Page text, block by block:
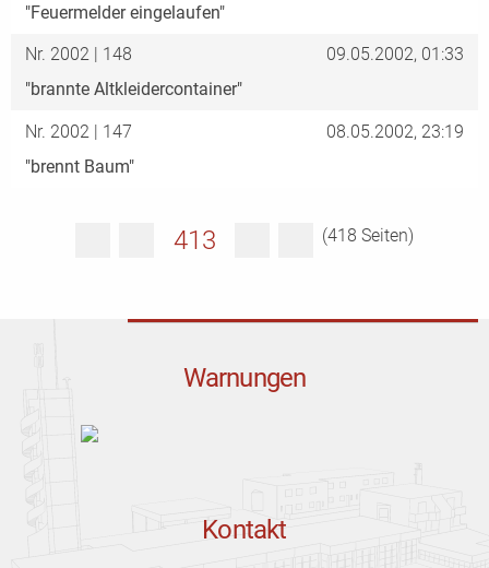
"Feuermelder eingelaufen"
Nr. 2002 | 148
"brannte Altkleidercontainer"
09.05.2002, 01:33
Nr. 2002 | 147
"brennt Baum"
08.05.2002, 23:19
413 (418 Seiten)
Warnungen
Kontakt